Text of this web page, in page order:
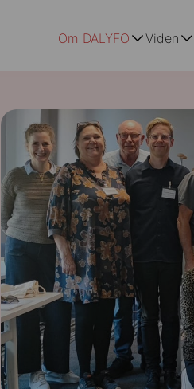
Om DALYFO Viden